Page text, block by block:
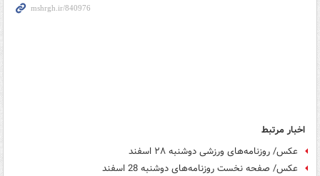
اخبار مرتبط
عکس/ روزنامه‌های ورزشی دوشنبه ۲۸ اسفند
عکس/ صفحه نخست روزنامه‌های دوشنبه 28 اسفند